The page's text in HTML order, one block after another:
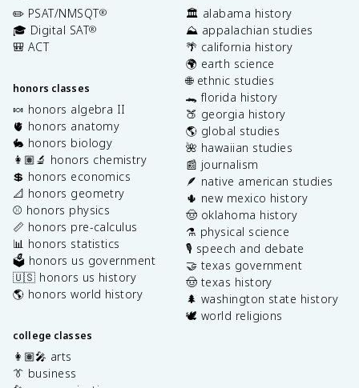
✏️ PSAT/NMSQT®
🎓 Digital SAT®
🎒 ACT
honors classes
🍬 honors algebra II
🫀 honors anatomy
🐇 honors biology
👩🏽‍🔬 honors chemistry
💲 honors economics
📐 honors geometry
⚾️ honors physics
📏 honors pre-calculus
📊 honors statistics
🗳️ honors us government
🇺🇸 honors us history
🌎 honors world history
college classes
👩🏽‍🎤 arts
👔 business
🏛️ alabama history
⛰️ appalachian studies
🌴 california history
🌍 earth science
🌐 ethnic studies
🐊 florida history
🍑 georgia history
🌎 global studies
🌺 hawaiian studies
📰 journalism
🪶 native american studies
🌵 new mexico history
🤠 oklahoma history
⚗️ physical science
🎙️ speech and debate
🤝 texas government
🤠 texas history
🌲 washington state history
🕊️ world religions